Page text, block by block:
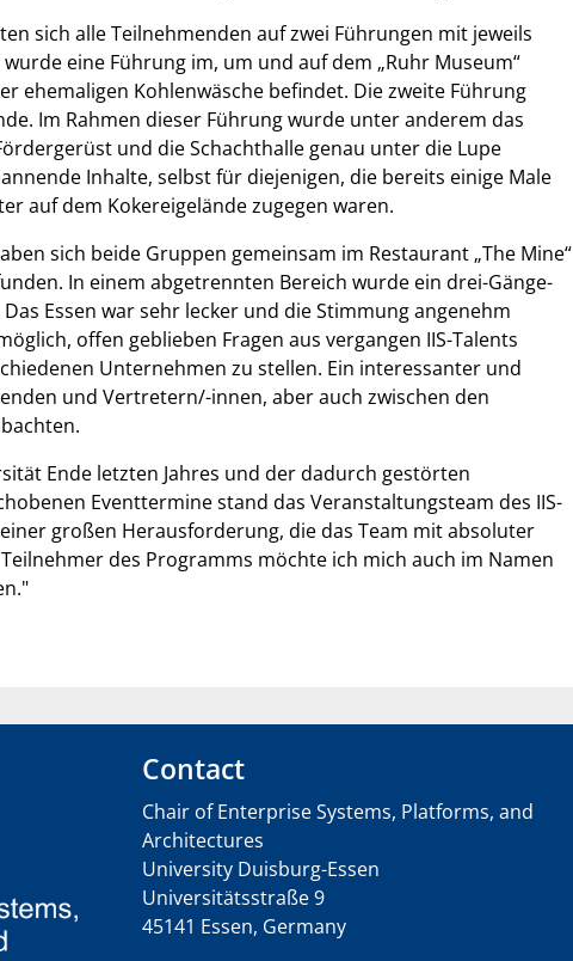
sich alle Teilnehmenden auf zwei Führungen mit jeweils
eine Führung im, um und auf dem „Ruhr Museum“
ehemaligen Kohlenwäsche befindet. Die zweite Führung
Im Rahmen dieser Führung wurde unter anderem das
und die Schachthalle genau unter die Lupe
Inhalte, selbst für diejenigen, die bereits einige Male
auf dem Kokereigelände zugegen waren.
sich beide Gruppen gemeinsam im Restaurant „The Mine“
In einem abgetrennten Bereich wurde ein drei-Gänge-
Essen war sehr lecker und die Stimmung angenehm
offen geblieben Fragen aus vergangen IIS-Talents
Unternehmen zu stellen. Ein interessanter und
und Vertretern/-innen, aber auch zwischen den
Ende letzten Jahres und der dadurch gestörten
Eventtermine stand das Veranstaltungsteam des IIS-
großen Herausforderung, die das Team mit absoluter
des Programms möchte ich mich auch im Namen
Contact
Chair of Enterprise Systems, Platforms, and
Architectures
University Duisburg-Essen
Universitätsstraße 9
45141 Essen, Germany